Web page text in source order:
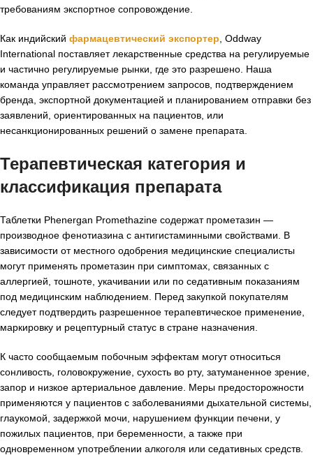
требованиям экспортное сопровождение.
Как индийский фармацевтический экспортер , Oddway
International поставляет лекарственные средства на регулируемые
и частично регулируемые рынки, где это разрешено. Наша
команда управляет рассмотрением запросов, подтверждением
бренда, экспортной документацией и планированием отправки без
заявлений, ориентированных на пациентов, или
несанкционированных решений о замене препарата.
Терапевтическая категория и
классификация препарата
Таблетки Phenergan Promethazine содержат прометазин —
производное фенотиазина с антигистаминными свойствами. В
зависимости от местного одобрения медицинские специалисты
могут применять прометазин при симптомах, связанных с
аллергией, тошноте, укачивании или по седативным показаниям
под медицинским наблюдением. Перед закупкой покупателям
следует подтвердить разрешенное терапевтическое применение,
маркировку и рецептурный статус в стране назначения.
К часто сообщаемым побочным эффектам могут относиться
сонливость, головокружение, сухость во рту, затуманенное зрение,
запор и низкое артериальное давление. Меры предосторожности
применяются у пациентов с заболеваниями дыхательной системы,
глаукомой, задержкой мочи, нарушением функции печени, у
пожилых пациентов, при беременности, а также при
одновременном употреблении алкоголя или седативных средств.